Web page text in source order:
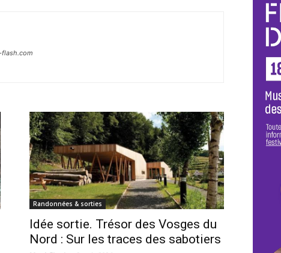
Randonnées & sorties
Idée sortie. Trésor des Vosges du
Nord : Sur les traces des sabotiers